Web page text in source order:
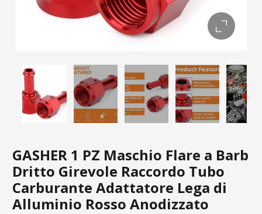
GASHER 1 PZ Maschio Flare a Barb
Dritto Girevole Raccordo Tubo
Carburante Adattatore Lega di
Alluminio Rosso Anodizzato